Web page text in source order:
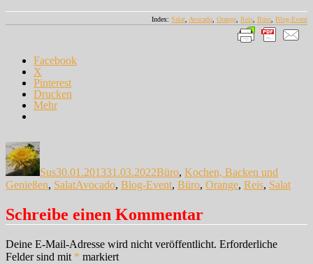
Index: Salat Avocado Orange Reis Büro Blog-Event
Facebook
X
Pinterest
Drucken
Mehr
Autor
Sus30.01.201331.03.2022Büro, Kochen, Backen und
Genießen, SalatSchlagwörter
Avocado, Blog-Event, Büro, Orange, Reis, Salat
Schreibe einen Kommentar
Deine E-Mail-Adresse wird nicht veröffentlicht. Erforderliche
Felder sind mit * markiert